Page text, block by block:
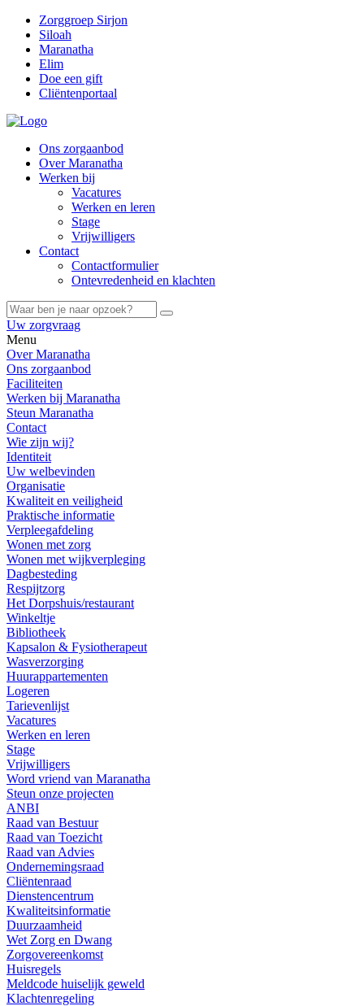
Zorggroep Sirjon
Siloah
Maranatha
Elim
Doe een gift
Cliëntenportaal
Ons zorgaanbod
Over Maranatha
Werken bij
Vacatures
Werken en leren
Stage
Vrijwilligers
Contact
Contactformulier
Ontevredenheid en klachten
Uw zorgvraag
Menu
Over Maranatha
Ons zorgaanbod
Faciliteiten
Werken bij Maranatha
Steun Maranatha
Contact
Wie zijn wij?
Identiteit
Uw welbevinden
Organisatie
Kwaliteit en veiligheid
Praktische informatie
Verpleegafdeling
Wonen met zorg
Wonen met wijkverpleging
Dagbesteding
Respijtzorg
Het Dorpshuis/restaurant
Winkeltje
Bibliotheek
Kapsalon & Fysiotherapeut
Wasverzorging
Huurappartementen
Logeren
Tarievenlijst
Vacatures
Werken en leren
Stage
Vrijwilligers
Word vriend van Maranatha
Steun onze projecten
ANBI
Raad van Bestuur
Raad van Toezicht
Raad van Advies
Ondernemingsraad
Cliëntenraad
Dienstencentrum
Kwaliteitsinformatie
Duurzaamheid
Wet Zorg en Dwang
Zorgovereenkomst
Huisregels
Meldcode huiselijk geweld
Klachtenregeling